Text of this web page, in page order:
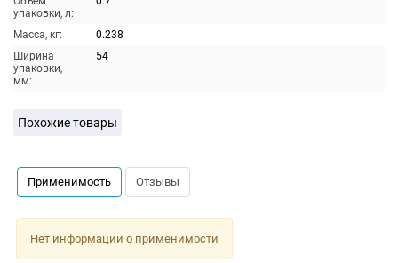
упаковки, л:
Масса, кг:
0.238
Ширина
упаковки,
мм:
54
Похожие товары
Применимость Отзывы
Нет информации о применимости